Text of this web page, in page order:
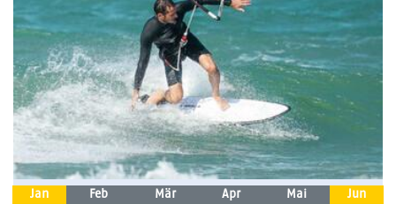
Jan Feb Mär Apr Mai
Jun